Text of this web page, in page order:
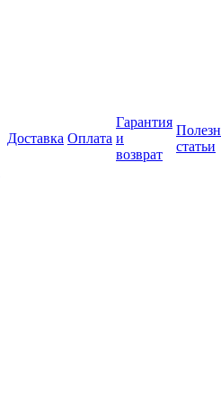
Доставка Оплата
Гарантия
и
возврат
статьи